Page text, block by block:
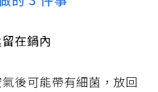
在鍋內
後可能帶有細菌，放回